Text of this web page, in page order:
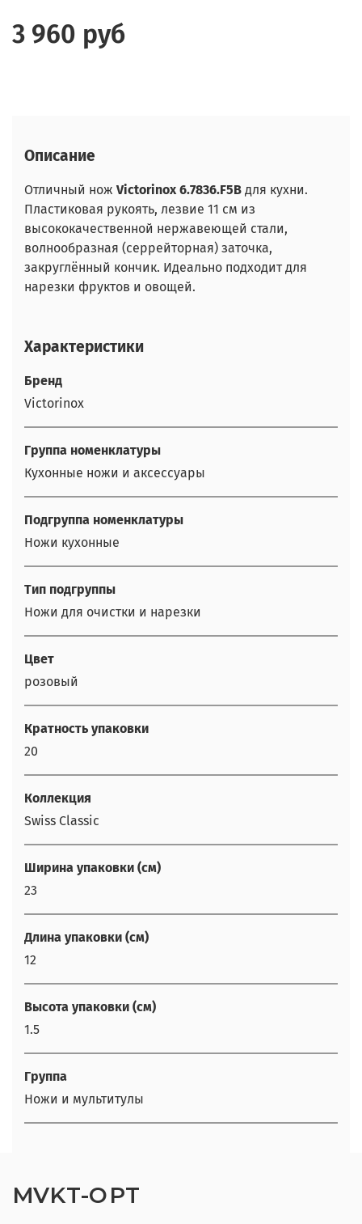
3 960 руб
Описание
Отличный нож Victorinox 6.7836.F5B для кухни.
Пластиковая рукоять, лезвие 11 см из
высококачественной нержавеющей стали,
волнообразная (серрейторная) заточка,
закруглённый кончик. Идеально подходит для
нарезки фруктов и овощей.
Характеристики
Бренд
Victorinox
Группа номенклатуры
Кухонные ножи и аксессуары
Подгруппа номенклатуры
Ножи кухонные
Тип подгруппы
Ножи для очистки и нарезки
Цвет
розовый
Кратность упаковки
20
Коллекция
Swiss Classic
Ширина упаковки (см)
23
Длина упаковки (см)
12
Высота упаковки (см)
1.5
Группа
Ножи и мультитулы
MVKT-OPT